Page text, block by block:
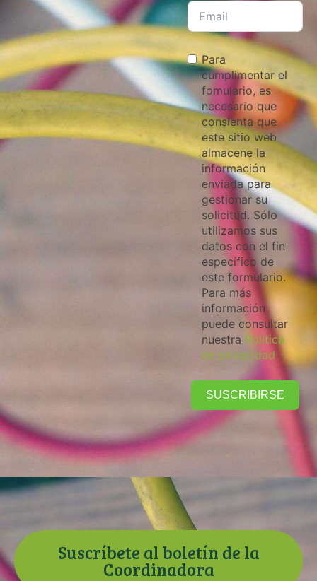
Para
cumplimentar el
fomulario, es
necesario que
consienta que
este sitio web
almacene la
información
enviada para
gestionar su
solicitud. Sólo
utilizamos sus
datos con el fin
específico de
este formulario.
Para más
información
puede consultar
nuestra Política
de privacidad
SUSCRIBIRSE
Suscríbete al boletín de la
Coordinadora